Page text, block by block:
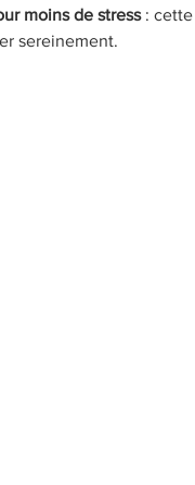
moins de stress : cette
sereinement.